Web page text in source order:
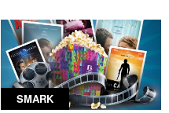
SMARK